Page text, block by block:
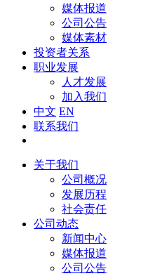
媒体报道
公司公告
媒体素材
投资者关系
职业发展
人才发展
加入我们
中文 EN
联系我们
关于我们
公司概况
发展历程
社会责任
公司动态
新闻中心
媒体报道
公司公告